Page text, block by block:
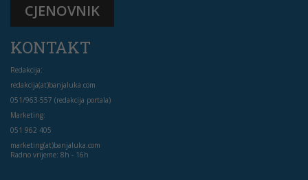
CJENOVNIK
KONTAKT
Redakcija:
redakcija(at)banjaluka.com
051/963-557 (redakcija portala)
Marketing:
051 962 405
marketing(at)banjaluka.com
Radno vrijeme: 8h - 16h